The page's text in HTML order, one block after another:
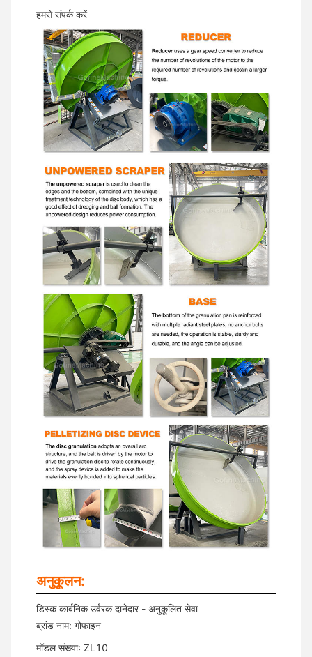
हमसे संपर्क करें
अनुकूलन:
डिस्क कार्बनिक उर्वरक दानेदार - अनुकूलित सेवा
ब्रांड नाम: गोफाइन
मॉडल संख्याः ZL10